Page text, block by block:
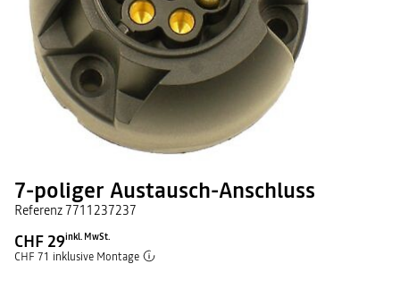
7-poliger Austausch-Anschluss
Referenz7711237237
CHF 29inkl. MwSt.
CHF 71 inklusive Montage